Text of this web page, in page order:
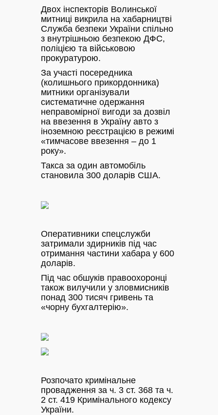
Двох інспекторів Волинської
митниці викрила на хабарництві
Служба безпеки України спільно
з внутрішньою безпекою ДФС,
поліцією та військовою
прокуратурою.
За участі посередника
(колишнього прикордонника)
митники організували
систематичне одержання
неправомірної вигоди за дозвіл
на ввезення в Україну авто з
іноземною реєстрацією в режимі
«тимчасове ввезення – до 1
року».
Такса за один автомобіль
становила 300 доларів США.
Оперативники спецслужби
затримали здирників під час
отримання частини хабара у 600
доларів.
Під час обшуків правоохоронці
також вилучили у зловмисників
понад 300 тисяч гривень та
«чорну бухгалтерію».
Розпочато кримінальне
провадження за ч. 3 ст. 368 та ч.
2 ст. 419 Кримінального кодексу
України.